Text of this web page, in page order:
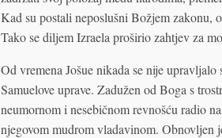
Kad su postali neposlušni Božjem zakonu,
Tako se diljem Izraela proširio zahtjev za
Od vremena Jošue nikada se nije
Samuelove uprave. Zadužen od Boga s
neumornom i nesebičnom revnošću radio
njegovom mudrom vladavinom. Obnovljen